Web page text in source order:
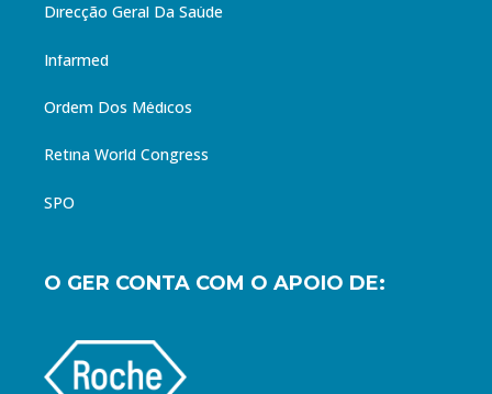
Direcção Geral Da Saúde
Infarmed
Ordem Dos Médicos
Retina World Congress
SPO
O GER CONTA COM O APOIO DE: